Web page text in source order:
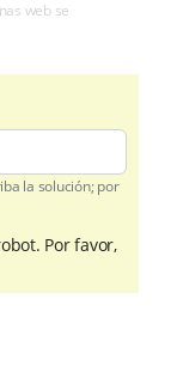
web se
la solución; por
Por favor,